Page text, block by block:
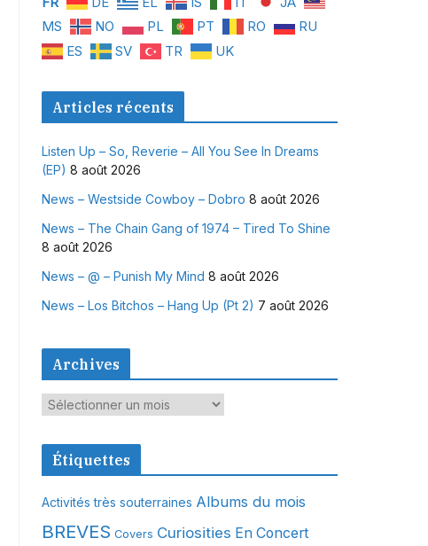
MS
NO PL PT RO
RU
ES
SV TR UK
Articles récents
Listen Up – So, Reverie – All You See In Dreams
(EP) 8 août 2026
News – Westside Cowboy – Dobro 8 août 2026
News – The Chain Gang of 1974 – Tired To Shine
8 août 2026
News – @ – Punish My Mind 8 août 2026
News – Los Bitchos – Hang Up (Pt 2) 7 août 2026
Archives
A
c
e
Étiquettes
Activités très souterraines Albums du mois
BREVES Covers Curiosities En Concert